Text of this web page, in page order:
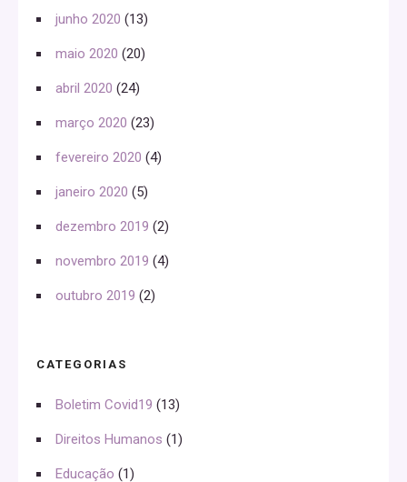
junho 2020 (13)
maio 2020 (20)
abril 2020 (24)
março 2020 (23)
fevereiro 2020 (4)
janeiro 2020 (5)
dezembro 2019 (2)
novembro 2019 (4)
outubro 2019 (2)
CATEGORIAS
Boletim Covid19 (13)
Direitos Humanos (1)
Educação (1)